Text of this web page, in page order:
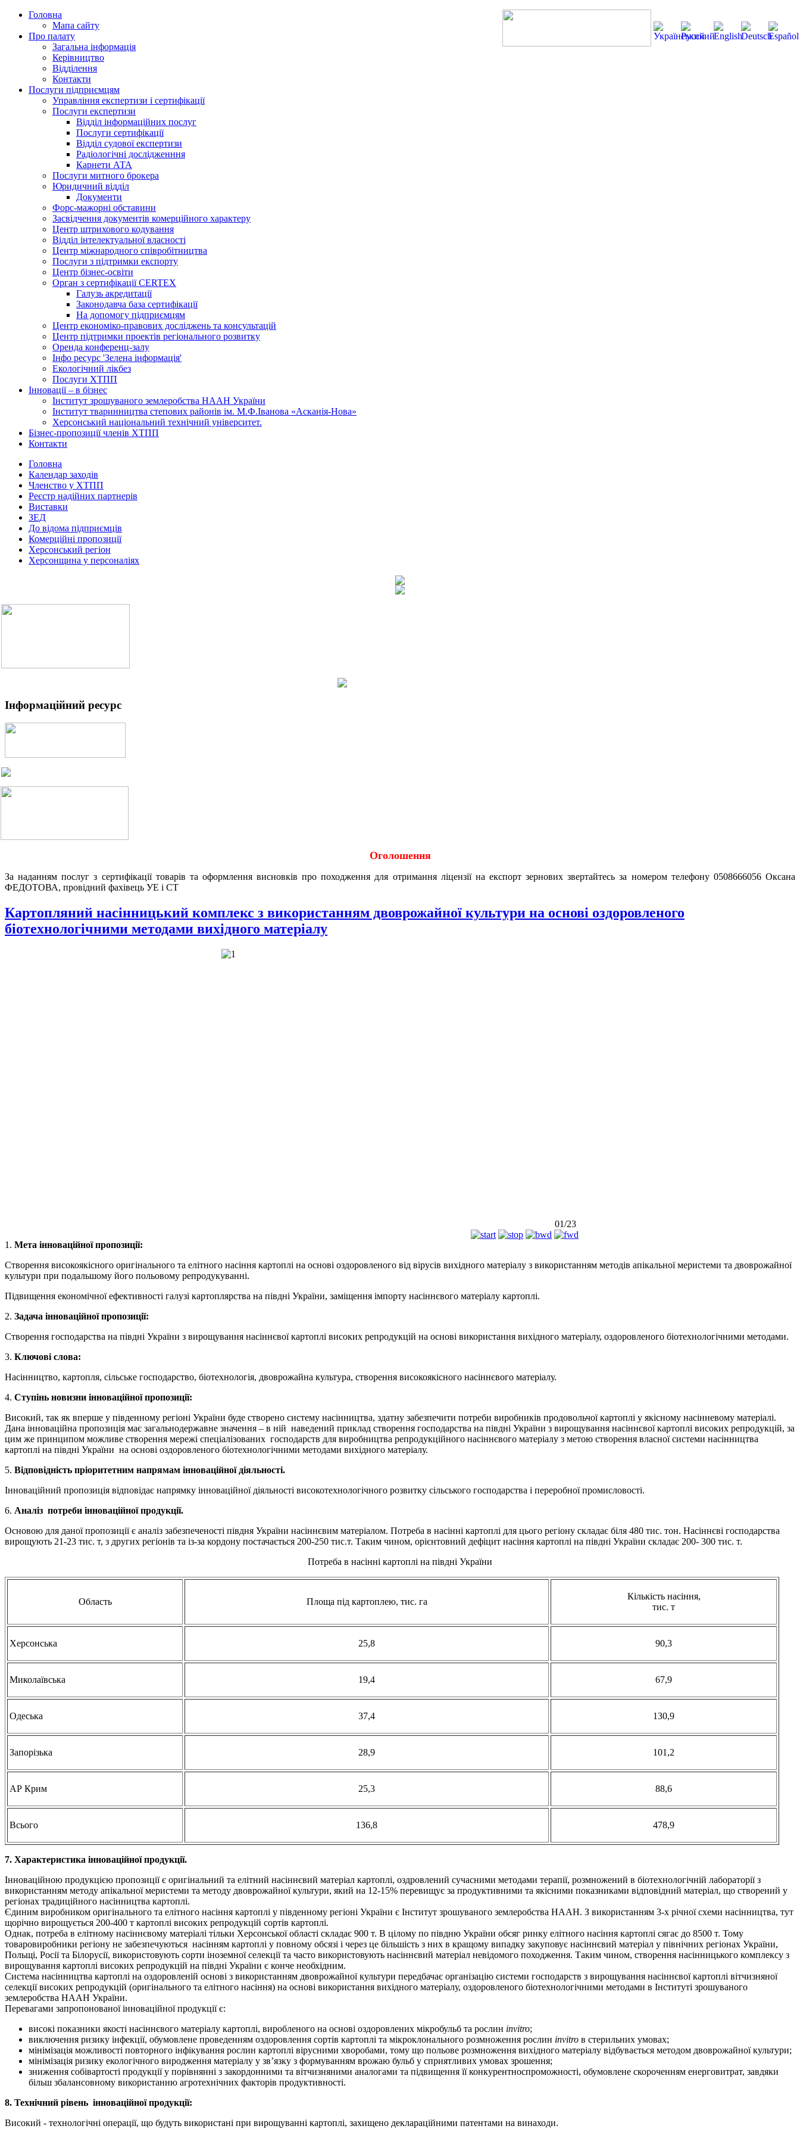
Головна
Мапа сайту
Про палату
Загальна інформація
Керівництво
Відділення
Контакти
Послуги підприємцям
Управління експертизи і сертифікації
Послуги експертизи
Відділ інформаційних послуг
Послуги сертифікації
Відділ судової експертизи
Радіологічні дослідженння
Карнети АТА
Послуги митного брокера
Юридичний відділ
Документи
Форс-мажорні обставини
Засвідчення документів комерційного характеру
Центр штрихового кодування
Відділ інтелектуальної власності
Центр міжнародного співробітництва
Послуги з підтримки експорту
Центр бізнес-освіти
Орган з сертифікації CERTEX
Галузь акредитації
Законодавча база сертифікації
На допомогу підприємцям
Центр економіко-правових досліджень та консультацій
Центр підтримки проектів регіонального розвитку
Оренда конференц-залу
Інфо ресурс 'Зелена інформація'
Екологічний лікбез
Послуги ХТПП
Інновації – в бізнес
Інститут зрошуваного землеробства НААН України
Інститут тваринництва степових районів ім. М.Ф.Іванова «Асканія-Нова»
Херсонський національний технічний університет.
Бізнес-пропозиції членів ХТПП
Контакти
Головна
Календар заходів
Членство у ХТПП
Реєстр надійних партнерів
Виставки
ЗЕД
До відома підприємців
Комерційні пропозиції
Херсонський регіон
Херсонщина у персоналіях
Інформаційний ресурс
Оголошення
За наданням послуг з сертифікації товарів та оформлення висновків про походження для отримання ліцензії на експорт зернових звертайтесь за номером телефону 0508666056 Оксана
ФЕДОТОВА, провідний фахівець УЕ і СТ
Картопляний насінницький комплекс з використанням двоврожайної культури на основі оздоровленого
біотехнологічними методами вихідного матеріалу
01/23
1. Мета інноваційної пропозиції:
Створення високоякісного оригінального та елітного насіння картоплі на основі оздоровленого від вірусів вихідного матеріалу з використанням методів апікальної меристеми та двоврожайної
культури при подальшому його польовому репродукуванні.
Підвищення економічної ефективності галузі картоплярства на півдні України, заміщення імпорту насіннєвого матеріалу картоплі.
2. Задача інноваційної пропозиції:
Створення господарства на півдні України з вирощування насіннєвої картоплі високих репродукцій на основі використання вихідного матеріалу, оздоровленого біотехнологічними методами.
3. Ключові слова:
Насінництво, картопля, сільське господарство, біотехнологія, двоврожайна культура, створення високоякісного насіннєвого матеріалу.
4. Ступінь новизни інноваційної пропозиції:
Високий, так як вперше у південному регіоні України буде створено систему насінництва, здатну забезпечити потреби виробників продовольчої картоплі у якісному насінневому матеріалі.
Дана інноваційна пропозиція має загальнодержавне значення – в ній наведений приклад створення господарства на півдні України з вирощування насіннєвої картоплі високих репродукцій, за
цим же принципом можливе створення мережі спеціалізованих господарств для виробництва репродукційного насіннєвого матеріалу з метою створення власної системи насінництва
картоплі на півдні України на основі оздоровленого біотехнологічними методами вихідного матеріалу.
5. Відповідність пріоритетним напрямам інноваційної діяльності.
Інноваційний пропозиція відповідає напрямку інноваційної діяльності високотехнологічного розвитку сільського господарства і переробної промисловості.
6. Аналіз потреби інноваційної продукції.
Основою для даної пропозиції є аналіз забезпеченості півдня України насіннєвим матеріалом. Потреба в насінні картоплі для цього регіону складає біля 480 тис. тон. Насіннєві господарства
вирощують 21-23 тис. т, з других регіонів та із-за кордону постачається 200-250 тис.т. Таким чином, орієнтовний дефіцит насіння картоплі на півдні України складає 200- 300 тис. т.
Потреба в насінні картоплі на півдні України
Область Площа під картоплею, тис. га
Кількість насіння,
тис. т
Херсонська 25,8 90,3
Миколаївська 19,4 67,9
Одеська 37,4 130,9
Запорізька 28,9 101,2
АР Крим 25,3 88,6
Всього 136,8 478,9
7. Характеристика інноваційної продукції.
Інноваційною продукцією пропозиції є оригінальний та елітний насіннєвий матеріал картоплі, оздровлений сучасними методами терапії, розмножений в біотехнологічній лабораторії з
використанням методу апікальної меристеми та методу двоврожайної культури, який на 12-15% перевищує за продуктивними та якісними показниками відповідний матеріал, що створений у
регіонах традиційного насінництва картоплі.
Єдиним виробником оригінального та елітного насіння картоплі у південному регіоні України є Інститут зрошуваного землеробства НААН. З використанням 3-х річної схеми насінництва, тут
щорічно вирощується 200-400 т картоплі високих репродукцій сортів картоплі.
Однак, потреба в елітному насіннєвому матеріалі тільки Херсонської області складає 900 т. В цілому по півдню України обсяг ринку елітного насіння картоплі сягає до 8500 т. Тому
товаровиробники регіону не забезпечуються насінням картоплі у повному обсязі і через це більшість з них в кращому випадку закуповує насіннєвий матеріал у північних регіонах України,
Польщі, Росії та Білорусії, використовують сорти іноземної селекції та часто використовують насіннєвий матеріал невідомого походження. Таким чином, створення насінницького комплексу з
вирощування картоплі високих репродукцій на півдні України є конче необхідним.
Система насінництва картоплі на оздоровленій основі з використанням двоврожайної культури передбачає організацію системи господарств з вирощування насіннєвої картоплі вітчизняної
селекції високих репродукцій (оригінального та елітного насіння) на основі використання вихідного матеріалу, оздоровленого біотехнологічними методами в Інституті зрошуваного
землеробства НААН України.
Перевагами запропонованої інноваційної продукції є:
високі показники якості насіннєвого матеріалу картоплі, виробленого на основі оздоровлених мікробульб та рослин invitro;
виключення ризику інфекції, обумовлене проведенням оздоровлення сортів картоплі та мікроклонального розмноження рослин invitro в стерильних умовах;
мінімізація можливості повторного інфікування рослин картоплі вірусними хворобами, тому що польове розмноження вихідного матеріалу відбувається методом двоврожайної культури;
мінімізація ризику екологічного виродження матеріалу у зв’язку з формуванням врожаю бульб у сприятливих умовах зрошення;
зниження собівартості продукції у порівнянні з закордонними та вітчизняними аналогами та підвищення її конкурентноспроможності, обумовлене скороченням енерговитрат, завдяки
більш збалансовному використанню агротехнічних факторів продуктивності.
8. Технічний рівень інноваційної продукції:
Високий - технологічні операції, що будуть використані при вирощуванні картоплі, захищено деклараційними патентами на винаходи.